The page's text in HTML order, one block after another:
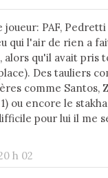
PAF,
qui l'air de rien a
alors qu'il avait pris
Des tauliers
comme
ou encore le
pour lui il me
h 02